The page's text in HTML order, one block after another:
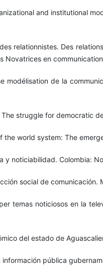
and institutional
relationnistes. Des
Novatrices en
modélisation de la
struggle for democratic
the world system: The
y noticiabilidad. Colombia:
social de comunicación.
temas noticiosos en la
del estado de
pública